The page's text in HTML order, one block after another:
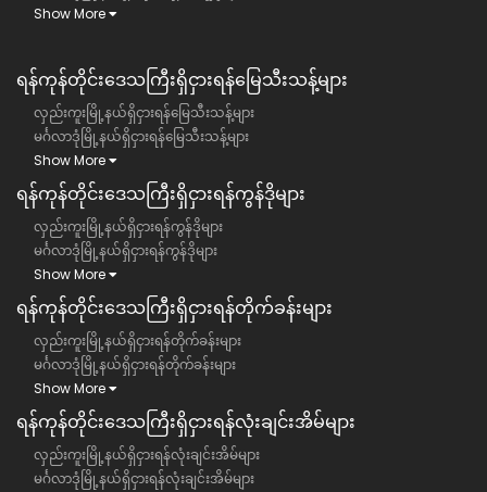
Show More
ရန်ကုန်တိုင်းဒေသကြီး​​ရှိငှားရန်မြေသီးသန့်များ
လှည်းကူးမြို့နယ်ရှိငှားရန်မြေသီးသန့်များ
မင်္ဂလာဒုံမြို့နယ်ရှိငှားရန်မြေသီးသန့်များ
Show More
ရန်ကုန်တိုင်းဒေသကြီး​​ရှိငှားရန်ကွန်ဒိုများ
လှည်းကူးမြို့နယ်ရှိငှားရန်ကွန်ဒိုများ
မင်္ဂလာဒုံမြို့နယ်ရှိငှားရန်ကွန်ဒိုများ
Show More
ရန်ကုန်တိုင်းဒေသကြီး​​ရှိငှားရန်တိုက်ခန်းများ
လှည်းကူးမြို့နယ်ရှိငှားရန်တိုက်ခန်းများ
မင်္ဂလာဒုံမြို့နယ်ရှိငှားရန်တိုက်ခန်းများ
Show More
ရန်ကုန်တိုင်းဒေသကြီး​​ရှိငှားရန်လုံးချင်းအိမ်များ
လှည်းကူးမြို့နယ်ရှိငှားရန်လုံးချင်းအိမ်များ
မင်္ဂလာဒုံမြို့နယ်ရှိငှားရန်လုံးချင်းအိမ်များ